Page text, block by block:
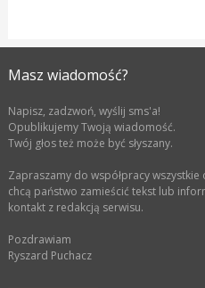
Masz wiadomość?
Napisz, zadzwoń, wyślij sms'a!
Opublikujemy Twoją wiadomość.
Twój głos też może być słyszany.
Zapraszamy do współpracy
chcą państwo zamieścić tekst lub
kontakt z redakcją serwisu.
Pozdrawiam
Ryszard Puchacz